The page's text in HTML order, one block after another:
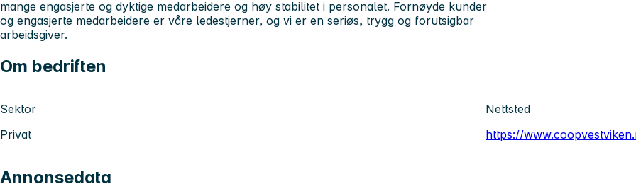
mange engasjerte og dyktige medarbeidere og høy stabilitet i personalet. Fornøyde kunder
og engasjerte medarbeidere er våre ledestjerner, og vi er en seriøs, trygg og forutsigbar
arbeidsgiver.
Om bedriften
Sektor
Privat
Nettsted
https://
Annonsedata